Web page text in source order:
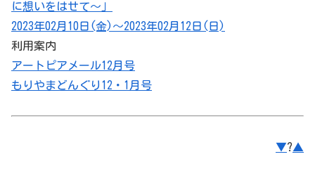
に想いをはせて～」
2023年02月10日(金)～2023年02月12日(日)
利用案内
アートピアメール12月号
もりやまどんぐり12・1月号
▼?▲